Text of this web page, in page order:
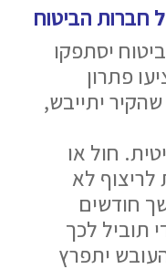
חברות הביטוח
יסתפקו
פתרון
יתייבש,
חול או
לריצוף לא
חודשים
תוביל לכך
יתפרץ